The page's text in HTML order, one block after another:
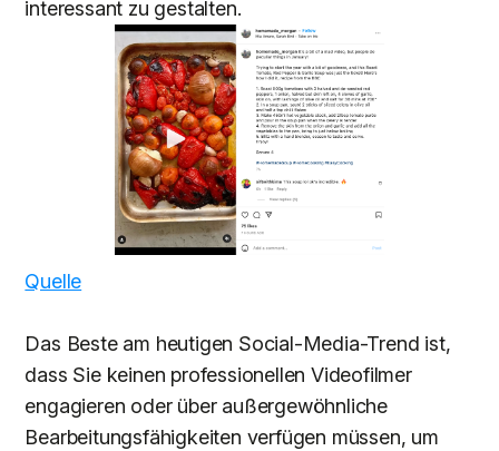
interessant zu gestalten.
Quelle
Das Beste am heutigen Social-Media-Trend ist,
dass Sie keinen professionellen Videofilmer
engagieren oder über außergewöhnliche
Bearbeitungsfähigkeiten verfügen müssen, um